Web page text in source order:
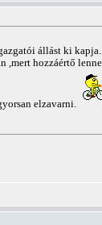
állást ki
,mert hozzáértő
elzavarni.